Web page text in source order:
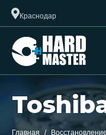
Краснодар
Главная